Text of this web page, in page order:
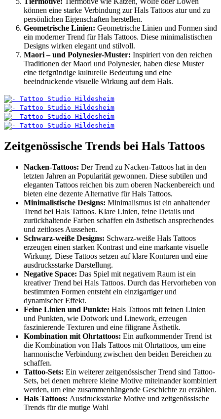
können eine starke Verbindung zur Hals Tattoos atur und zu
persönlichen Eigenschaften herstellen.
Geometrische Linien: Geometrische Linien und Formen sind
ein moderner Trend für Hals Tattoos. Diese minimalistischen
Designs wirken elegant und stilvoll.
Maori – und Polynesier-Muster: Inspiriert von den reichen
Traditionen der Maori und Polynesier, haben diese Muster
eine tiefgründige kulturelle Bedeutung und eine
beeindruckende visuelle Wirkung auf dem Hals.
Zeitgenössische Trends bei Hals Tattoos
Nacken-Tattoos: Der Trend zu Nacken-Tattoos hat in den
letzten Jahren an Popularität gewonnen. Diese subtilen und
eleganten Tattoos reichen bis zum oberen Nackenbereich und
bieten eine dezente Alternative für Hals Tattoos.
Minimalistische Designs: Minimalismus ist ein anhaltender
Trend bei Hals Tattoos. Klare Linien, feine Details und
zurückhaltende Farben schaffen ein ästhetisch ansprechendes
und zeitloses Aussehen.
Schwarz-weiße Designs: Schwarz-weiße Hals Tattoos
erzeugen einen starken Kontrast und eine markante visuelle
Wirkung. Diese Tattoos setzen auf klare Konturen und eine
ausdrucksstarke Darstellung.
Negative Space: Das Spiel mit negativem Raum ist ein
kreativer Trend bei Hals Tattoos. Durch das Hervorheben von
bestimmten Formen entsteht ein einzigartiger und
dynamischer Effekt.
Feine Linien und Punkte: Hals Tattoos mit feinen Linien
und Punkten, wie Dotwork und Linework, erzeugen
faszinierende Texturen und eine filigrane Ästhetik.
Kombination mit Ohrtattoos: Ein aufkommender Trend ist
die Kombination von Hals Tattoos mit Ohrtattoos, um eine
harmonische Verbindung zwischen den beiden Bereichen zu
schaffen.
Tattoo-Sets: Ein weiterer zeitgenössischer Trend sind Tattoo-
Sets, bei denen mehrere kleine Motive miteinander kombiniert
werden, um eine zusammenhängende Geschichte zu erzählen.
Hals Tattoos: Ausdrucksstarke Motive und zeitgenössische
Trends für die mutige Wahl